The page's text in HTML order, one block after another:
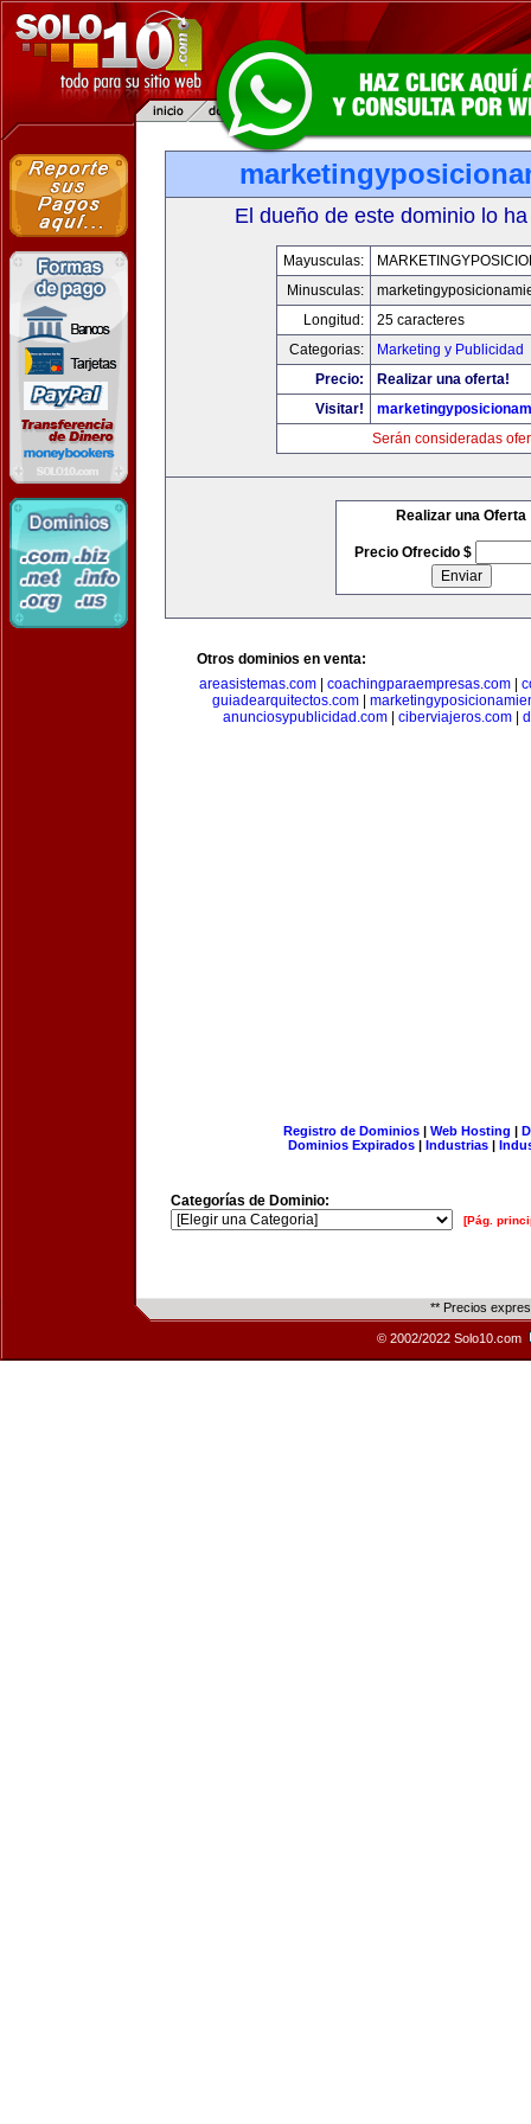
El dueño de este dominio lo
Mayusculas:
Minusculas:
Longitud:
25 caracteres
Categorias:
Marketing y Publicidad
Precio:
Realizar una oferta!
Visitar!
Serán consideradas
Realizar una Oferta
Precio Ofrecido $
Otros dominios en venta:
areasistemas.com| coachingparaempresas.com|
guiadearquitectos.com
anunciosypublicidad.com| ciberviajeros.com|
Registro de Dominios| Web Hosting |
Dominios Expirados | Industrias |
Categorías de Dominio:
[Pág.
** Precios
© 2002/2022 Solo10.com